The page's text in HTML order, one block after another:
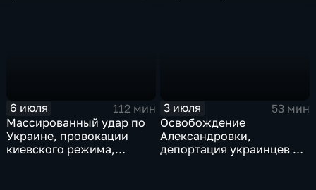
6 июля
112 мин
Массированный удар по
Украине, провокации
киевского режима,
3 июля
53 мин
Освобождение
Александровки,
депортация украинцев из